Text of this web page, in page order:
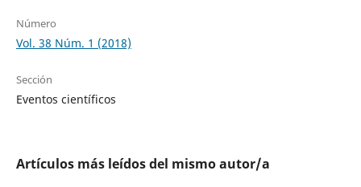
Número
Vol. 38 Núm. 1 (2018)
Sección
Eventos científicos
Artículos más leídos del mismo autor/a